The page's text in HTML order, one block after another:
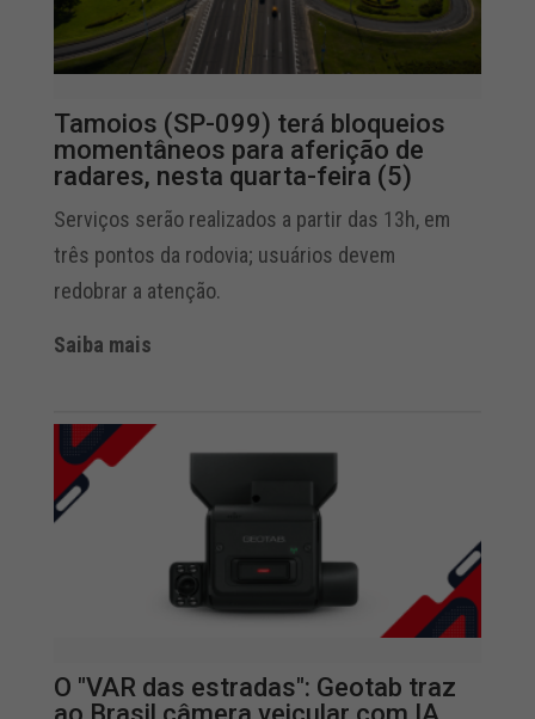
Tamoios (SP-099) terá bloqueios
momentâneos para aferição de
radares, nesta quarta-feira (5)
Serviços serão realizados a partir das 13h, em
três pontos da rodovia; usuários devem
redobrar a atenção.
Saiba mais
O "VAR das estradas": Geotab traz